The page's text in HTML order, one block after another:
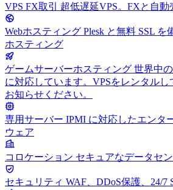
VPS FX取引 超低遅延VPS。FXと自動
Webホスティング Plesk と無料 SSL を
ホスティング
ゲームサーバーホスティング 世界中
に対応しています。VPSをレンタル
お知らせください。
専用サーバー IPMI に対応したエンタ
ウェア
コロケーション セキュアなデータセ
セキュリティ WAF、DDoS保護、24/7